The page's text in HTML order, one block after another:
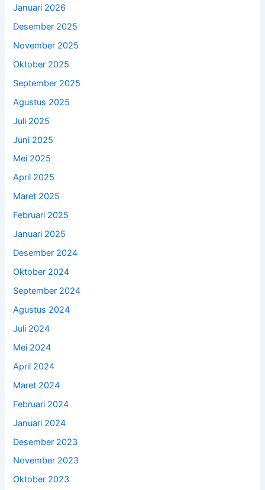
Januari 2026
Desember 2025
November 2025
Oktober 2025
September 2025
Agustus 2025
Juli 2025
Juni 2025
Mei 2025
April 2025
Maret 2025
Februari 2025
Januari 2025
Desember 2024
Oktober 2024
September 2024
Agustus 2024
Juli 2024
Mei 2024
April 2024
Maret 2024
Februari 2024
Januari 2024
Desember 2023
November 2023
Oktober 2023